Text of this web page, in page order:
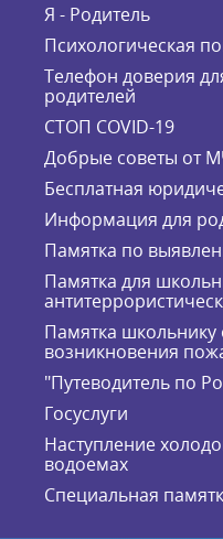
Я - Родитель
Психологическая
Телефон доверия
родителей
СТОП COVID-19
Добрые советы от
Бесплатная
Информация для
Памятка по
Памятка для
Памятка школьнику
возникновения
"Путеводитель по
Госуслуги
Наступление
водоемах
Специальная